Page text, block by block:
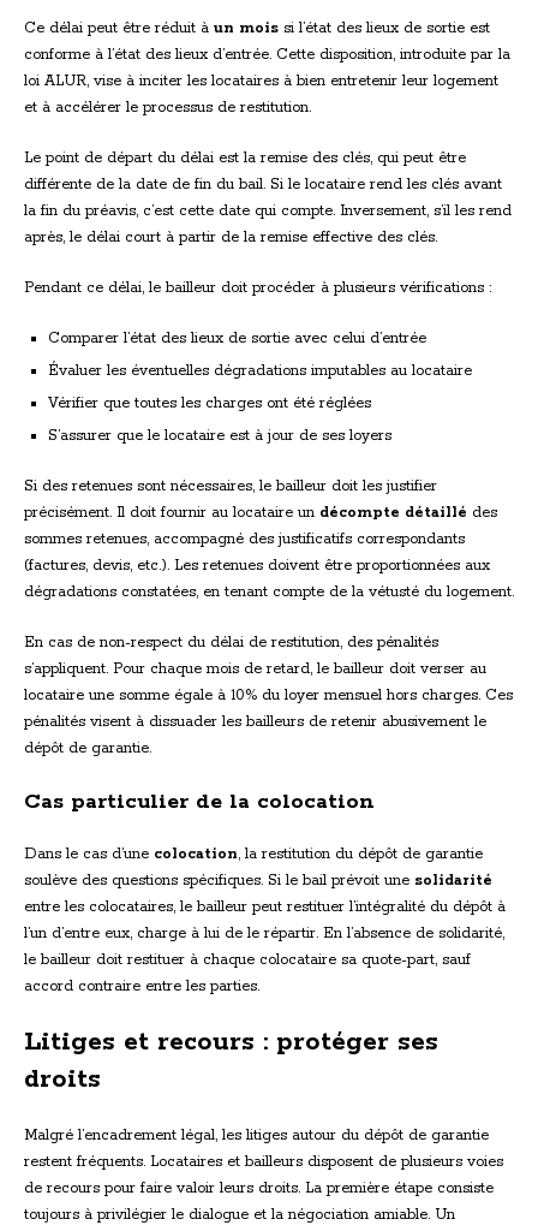
Ce délai peut être réduit à un mois si l’état des lieux de sortie est
conforme à l’état des lieux d’entrée. Cette disposition, introduite par la
loi ALUR, vise à inciter les locataires à bien entretenir leur logement
et à accélérer le processus de restitution.
Le point de départ du délai est la remise des clés, qui peut être
différente de la date de fin du bail. Si le locataire rend les clés avant
la fin du préavis, c’est cette date qui compte. Inversement, s’il les rend
après, le délai court à partir de la remise effective des clés.
Pendant ce délai, le bailleur doit procéder à plusieurs vérifications :
Comparer l’état des lieux de sortie avec celui d’entrée
Évaluer les éventuelles dégradations imputables au locataire
Vérifier que toutes les charges ont été réglées
S’assurer que le locataire est à jour de ses loyers
Si des retenues sont nécessaires, le bailleur doit les justifier
précisément. Il doit fournir au locataire un décompte détaillé des
sommes retenues, accompagné des justificatifs correspondants
(factures, devis, etc.). Les retenues doivent être proportionnées aux
dégradations constatées, en tenant compte de la vétusté du logement.
En cas de non-respect du délai de restitution, des pénalités
s’appliquent. Pour chaque mois de retard, le bailleur doit verser au
locataire une somme égale à 10% du loyer mensuel hors charges. Ces
pénalités visent à dissuader les bailleurs de retenir abusivement le
dépôt de garantie.
Cas particulier de la colocation
Dans le cas d’une colocation, la restitution du dépôt de garantie
soulève des questions spécifiques. Si le bail prévoit une solidarité
entre les colocataires, le bailleur peut restituer l’intégralité du dépôt à
l’un d’entre eux, charge à lui de le répartir. En l’absence de solidarité,
le bailleur doit restituer à chaque colocataire sa quote-part, sauf
accord contraire entre les parties.
Litiges et recours : protéger ses
droits
Malgré l’encadrement légal, les litiges autour du dépôt de garantie
restent fréquents. Locataires et bailleurs disposent de plusieurs voies
de recours pour faire valoir leurs droits. La première étape consiste
toujours à privilégier le dialogue et la négociation amiable. Un